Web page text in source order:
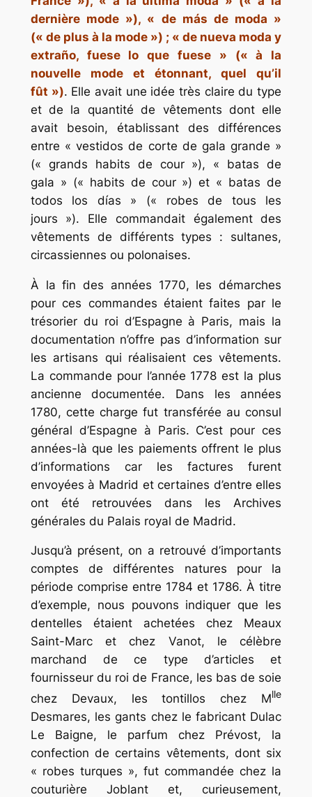
dernière mode »), « de más de moda »
(« de plus à la mode ») ; « de nueva moda y
extraño, fuese lo que fuese » (« à la
nouvelle mode et étonnant, quel qu’il
fût »). Elle avait une idée très claire du type
et de la quantité de vêtements dont elle
avait besoin, établissant des différences
entre « vestidos de corte de gala grande »
(« grands habits de cour »), « batas de
gala » (« habits de cour ») et « batas de
todos los días » (« robes de tous les
jours »). Elle commandait également des
vêtements de différents types : sultanes,
circassiennes ou polonaises.
À la fin des années 1770, les démarches
pour ces commandes étaient faites par le
trésorier du roi d’Espagne à Paris, mais la
documentation n’offre pas d’information sur
les artisans qui réalisaient ces vêtements.
La commande pour l’année 1778 est la plus
ancienne documentée. Dans les années
1780, cette charge fut transférée au consul
général d’Espagne à Paris. C’est pour ces
années-là que les paiements offrent le plus
d’informations car les factures furent
envoyées à Madrid et certaines d’entre elles
ont été retrouvées dans les Archives
générales du Palais royal de Madrid.
Jusqu’à présent, on a retrouvé d’importants
comptes de différentes natures pour la
période comprise entre 1784 et 1786. À titre
d’exemple, nous pouvons indiquer que les
dentelles étaient achetées chez Meaux
Saint-Marc et chez Vanot, le célèbre
marchand de ce type d’articles et
fournisseur du roi de France, les bas de soie
chez Devaux, les tontillos chez Mlle
Desmares, les gants chez le fabricant Dulac
Le Baigne, le parfum chez Prévost, la
confection de certains vêtements, dont six
« robes turques », fut commandée chez la
couturière Joblant et, curieusement,